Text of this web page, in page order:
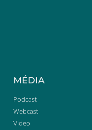
MÉDIA
Podcast
Webcast
Video